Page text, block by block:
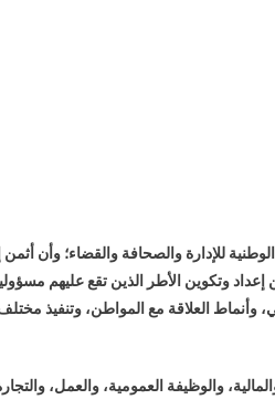
للإدارة والصحافة والقضاء؛ وأن أثمن
وتكوين الأطر الذين تقع عليهم
وأنماط العلاقة مع المواطن، وتنفيذ
والوظيفة العمومية، والعمل،